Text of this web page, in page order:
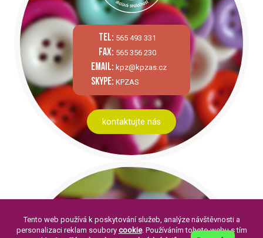
tel: 565 493 331
fax: 565 356 230
email: kpz@kpzas.cz
skype: KPZAS
kontaktujte nás
Tento web používá k poskytování služeb, analýze návštěvnosti a
personalizaci reklam soubory cookie. Používáním tohoto webu s tím